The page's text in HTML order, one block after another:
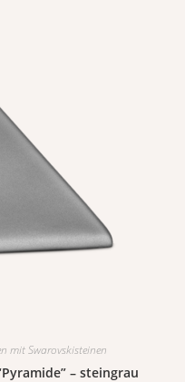
mit Swarovskisteinen
– steingrau